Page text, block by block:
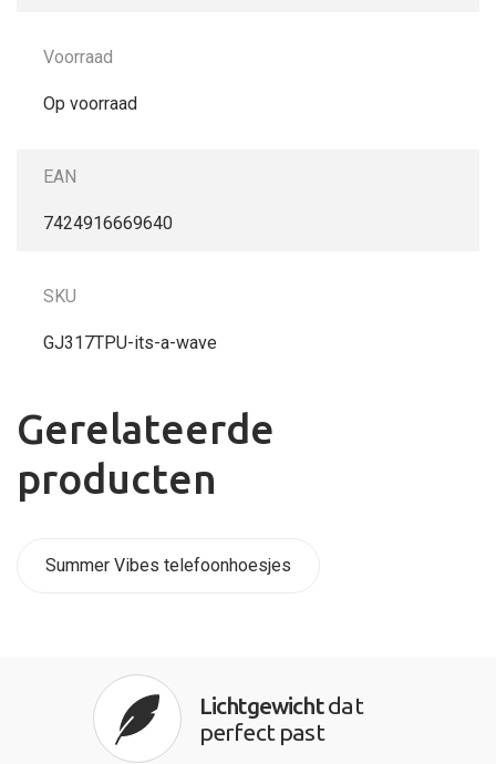
Voorraad
Op voorraad
EAN
7424916669640
SKU
GJ317TPU-its-a-wave
Gerelateerde
producten
Summer Vibes telefoonhoesjes
Lichtgewichtdat
perfect past